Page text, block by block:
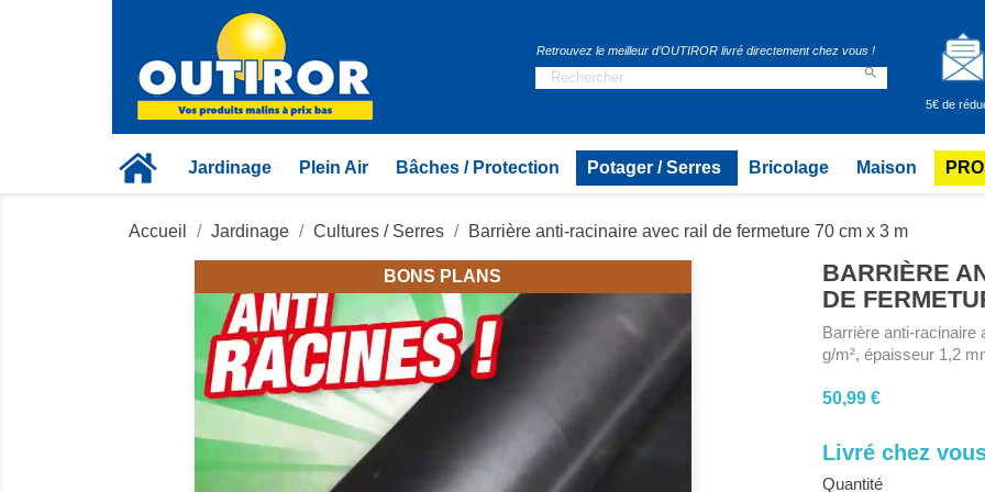
Retrouvez le meilleur d’OUTIROR livré directement chez vous !

5€ de
Jardinage Plein Air Bâches / Protection Potager / Serres Bricolage Maison
Accueil Jardinage Cultures / Serres Barrière anti-racinaire avec rail de fermeture 70 cm x 3 m
BONS PLANS
BARRIÈRE
DE
Barrière anti-racinaire
g/m², épaisseur 1,2
50,99 €
Livré chez
Quantité